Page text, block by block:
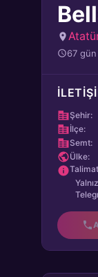
67
Şehir:
İlçe:
Semt:
Ülke: